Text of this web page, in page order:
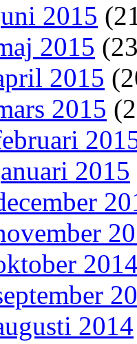
2015
2015
2015
2015
2015
2014
2014